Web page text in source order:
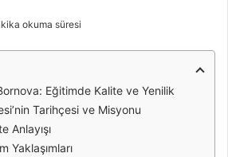
okuma süresi
Eğitimde Kalite ve Yenilik
Tarihçesi ve Misyonu
Anlayışı
Yaklaşımları